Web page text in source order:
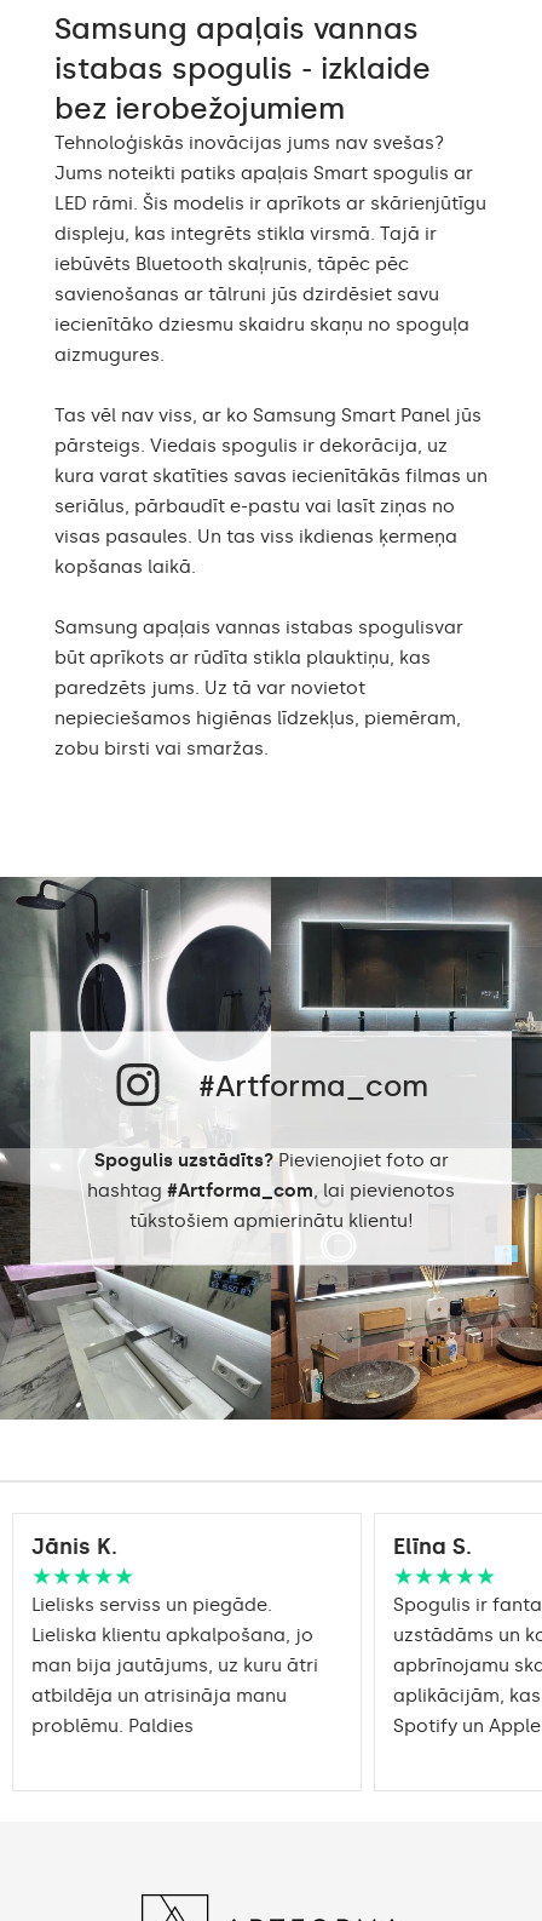
Piegāde
iepakojums nodrošina
drošu piegādi līdz jūsu
mājām.
Malas apdare
Spogulis ar pulētām
Samsung apaļais vannas
istabas spogulis - izklaide
bez ierobežojumiem
Tehnoloģiskās inovācijas jums nav svešas?
Jums noteikti patiks apaļais Smart spogulis ar
LED rāmi. Šis modelis ir aprīkots ar skārienjūtīgu
displeju, kas integrēts stikla virsmā. Tajā ir
iebūvēts Bluetooth skaļrunis, tāpēc pēc
savienošanas ar tālruni jūs dzirdēsiet savu
iecienītāko dziesmu skaidru skaņu no spoguļa
aizmugures.
Tas vēl nav viss, ar ko Samsung Smart Panel jūs
pārsteigs. Viedais spogulis ir dekorācija, uz
kura varat skatīties savas iecienītākās filmas un
seriālus, pārbaudīt e-pastu vai lasīt ziņas no
visas pasaules. Un tas viss ikdienas ķermeņa
kopšanas laikā.
Samsung apaļais vannas istabas spogulisvar
būt aprīkots ar rūdīta stikla plauktiņu, kas
paredzēts jums. Uz tā var novietot
nepieciešamos higiēnas līdzekļus, piemēram,
zobu birsti vai smaržas.
#Artforma_com
Spogulis uzstādīts?Pievienojiet foto ar
hashtag #Artforma_com, lai pievienotos
tūkstošiem apmierinātu klientu!
Jānis K.
★★★★★
Lielisks serviss un piegāde.
Lieliska klientu apkalpošana, jo
man bija jautājums, uz kuru ātri
atbildēja un atrisināja manu
problēmu. Paldies
Elīna S.
★★★★★
Spogulis ir
uzstādāms un
apbrīnojamu
aplikācijām,
Spotify un Apple